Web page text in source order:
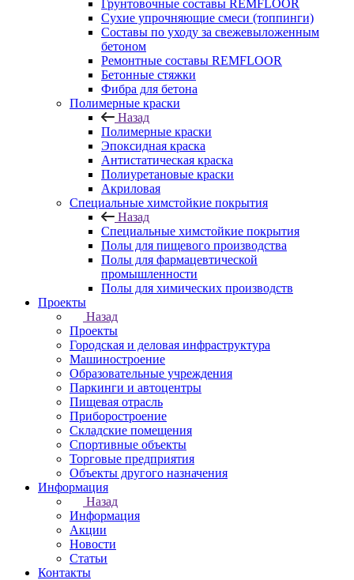
Грунтовочные составы REMFLOOR
Сухие упрочняющие смеси (топпинги)
Составы по уходу за свежевыложенным
бетоном
Ремонтные составы REMFLOOR
Бетонные стяжки
Фибра для бетона
Полимерные краски
Назад
Полимерные краски
Эпоксидная краска
Антистатическая краска
Полиуретановые краски
Акриловая
Специальные химстойкие покрытия
Назад
Специальные химстойкие покрытия
Полы для пищевого производства
Полы для фармацевтической
промышленности
Полы для химических производств
Проекты
Назад
Проекты
Городская и деловая инфраструктура
Машиностроение
Образовательные учреждения
Паркинги и автоцентры
Пищевая отрасль
Приборостроение
Складские помещения
Спортивные объекты
Торговые предприятия
Объекты другого назначения
Информация
Назад
Информация
Акции
Новости
Статьи
Контакты